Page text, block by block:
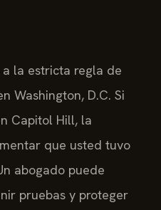
la estricta regla de
Washington, D.C. Si
Capitol Hill, la
que usted tuvo
abogado puede
pruebas y proteger